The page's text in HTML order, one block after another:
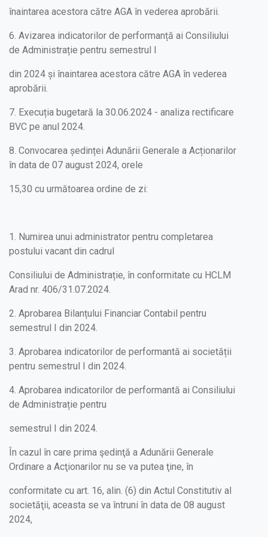
înaintarea acestora către AGA în vederea aprobării.
6. Avizarea indicatorilor de performanță ai Consiliului
de Administrație pentru semestrul I
din 2024 și înaintarea acestora către AGA în vederea
aprobării.
7. Execuția bugetară la 30.06.2024 - analiza rectificare
BVC pe anul 2024.
8. Convocarea ședinței Adunării Generale a Acționarilor
în data de 07 august 2024, orele
15,30 cu următoarea ordine de zi:
1. Numirea unui administrator pentru completarea
postului vacant din cadrul
Consiliului de Administrație, în conformitate cu HCLM
Arad nr. 406/31.07.2024.
2. Aprobarea Bilanțului Financiar Contabil pentru
semestrul I din 2024.
3. Aprobarea indicatorilor de performantă ai societății
pentru semestrul I din 2024.
4. Aprobarea indicatorilor de performantă ai Consiliului
de Administrație pentru
semestrul I din 2024.
În cazul în care prima şedinţă a Adunării Generale
Ordinare a Acţionarilor nu se va putea ţine, în
conformitate cu art. 16, alin. (6) din Actul Constitutiv al
societăţii, aceasta se va întruni în data de 08 august
2024,